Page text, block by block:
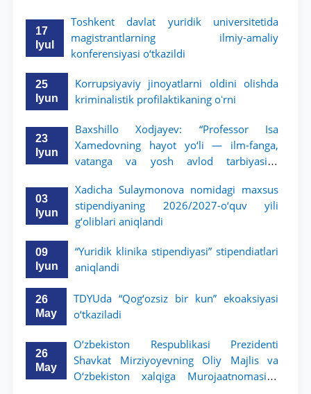
17
Iyul
Toshkent davlat yuridik universitetida
magistrantlarning ilmiy-amaliy
konferensiyasi o‘tkazildi
25
Iyun
Korrupsiyaviy jinoyatlarni oldini olishda
kriminalistik profilaktikaning oʻrni
23
Iyun
Baxshillo Xodjayev: “Professor Isa
Xamedovning hayot yo‘li — ilm-fanga,
vatanga va yosh avlod tarbiyasiga
03
Iyun
Xadicha Sulaymonova nomidagi maxsus
stipendiyaning 2026/2027-o‘quv yili
g‘oliblari aniqlandi
09
Iyun
“Yuridik klinika stipendiyasi” stipendiatlari
aniqlandi
26
May
TDYUda “Qog‘ozsiz bir kun” ekoaksiyasi
o‘tkaziladi
26
May
O‘zbekiston Respublikasi Prezidenti
Shavkat Mirziyoyevning Oliy Majlis va
O‘zbekiston xalqiga Murojaatnomasida